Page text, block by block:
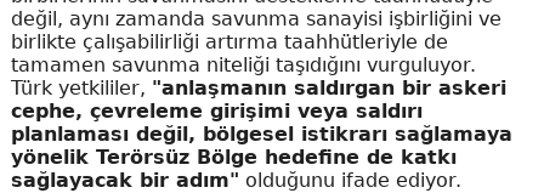
değil, aynı zamanda savunma sanayisi işbirliğini ve
birlikte çalışabilirliği artırma taahhütleriyle de
tamamen savunma niteliği taşıdığını vurguluyor.
Türk yetkililer, "anlaşmanın saldırgan bir askeri
cephe, çevreleme girişimi veya saldırı
planlaması değil, bölgesel istikrarı sağlamaya
yönelik Terörsüz Bölge hedefine de katkı
sağlayacak bir adım" olduğunu ifade ediyor.